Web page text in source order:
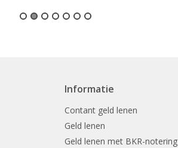
Informatie
Contant geld lenen
Geld lenen
Geld lenen met BKR-notering